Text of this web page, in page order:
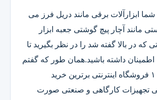
ابزارآلات برقی مانند دریل فرز می
مانند آچار پیچ گوشتی جعبه ابزار
که در بالا گفته شد را در نظر بگیرید تا
داشته باشید.همان طور که گفتم
این بررسی ها از ۱۰ فروشگاه اینترنتی برترین خرید
تجهیزات کارگاهی و صنعتی صورت